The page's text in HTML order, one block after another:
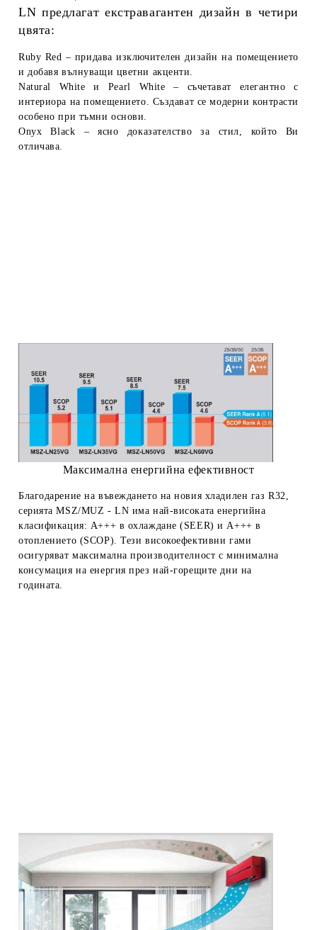
LN предлагат екстравагантен дизайн в четири
цвята:
Ruby Red – придава изключителен дизайн на помещението
и добавя вълнуващи цветни акценти.
Natural White и Pearl White – съчетават елегантно с
интериора на помещението. Създават се модерни контрасти
особено при тъмни основи.
Onyx Black
– ясно доказателство за стил, който Ви
отличава.
Максимална енергийна ефективност
Благодарение на въвеждането на новия хладилен газ R32,
серията MSZ/MUZ - LN има най-високата енергийна
класификация: A+++ в охлаждане (SEER) и A+++ в
отоплението (SCOP).
Тези високоефективни гами
осигуряват максимална производителност с минимална
консумация на енергия през най-горещите дни на
годината.